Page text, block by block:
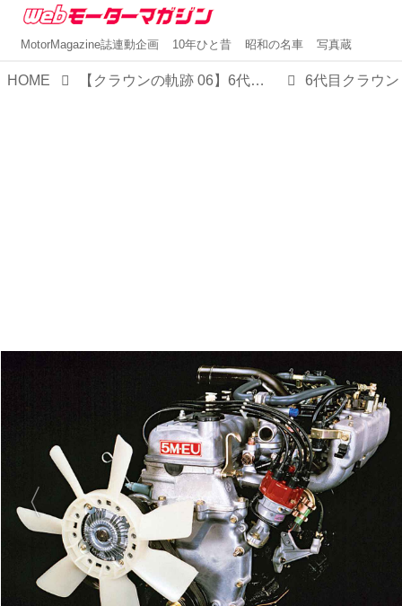
MotorMagazine誌連動企画 10年ひと昔 昭和の名車 写真蔵
HOME 【クラウンの軌跡 06】6代目は端正な直線基調ボディでフォーマル色を強めた 6代目クラウン